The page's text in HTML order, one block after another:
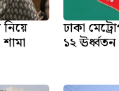
ঢাকা
১২